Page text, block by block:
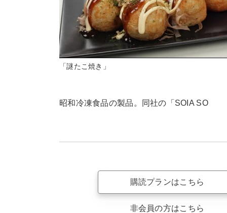
「謎たこ焼き」
昭和冷凍食品の製品。同社の「SOIA SO
購読プランはこちら
非会員の方はこちら